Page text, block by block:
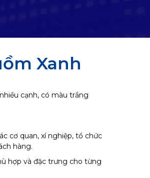
Xanh
cạnh, có màu trắng
cơ quan, xí nghiệp, tổ chức
hàng.
hợp và đặc trưng cho từng